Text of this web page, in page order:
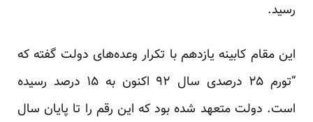
رسید.
این مقام کابینه یازدهم با تکرار وعده‌های دولت گفته که
“تورم ۲۵ درصدی سال ۹۲ اکنون به ۱۵ درصد رسیده
است. دولت متعهد شده بود که این رقم را تا پایان سال